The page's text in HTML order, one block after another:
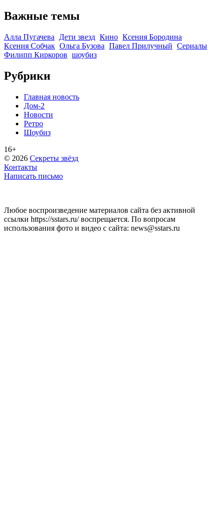
Важные темы
Алла Пугачева Дети звезд Кино Ксения Бородина
Ксения Собчак Ольга Бузова Павел Прилучный Сериалы
Филипп Киркоров шоубиз
Рубрики
Главная новость
Дом-2
Новости
Ретро
Шоубиз
16+
© 2026 Секреты звёзд
Контакты
Написать письмо
Любое воспроизведение материалов сайта без активной
ссылки https://sstars.ru/ воспрещается. По вопросам
использования фото и видео с сайта: news@sstars.ru